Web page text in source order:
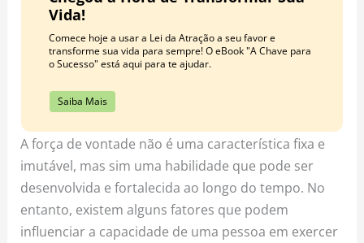
Vida!
Comece hoje a usar a Lei da Atração a seu favor e
transforme sua vida para sempre! O eBook "A Chave para
o Sucesso" está aqui para te ajudar.
Saiba Mais
A força de vontade não é uma característica fixa e
imutável, mas sim uma habilidade que pode ser
desenvolvida e fortalecida ao longo do tempo. No
entanto, existem alguns fatores que podem
influenciar a capacidade de uma pessoa em exercer